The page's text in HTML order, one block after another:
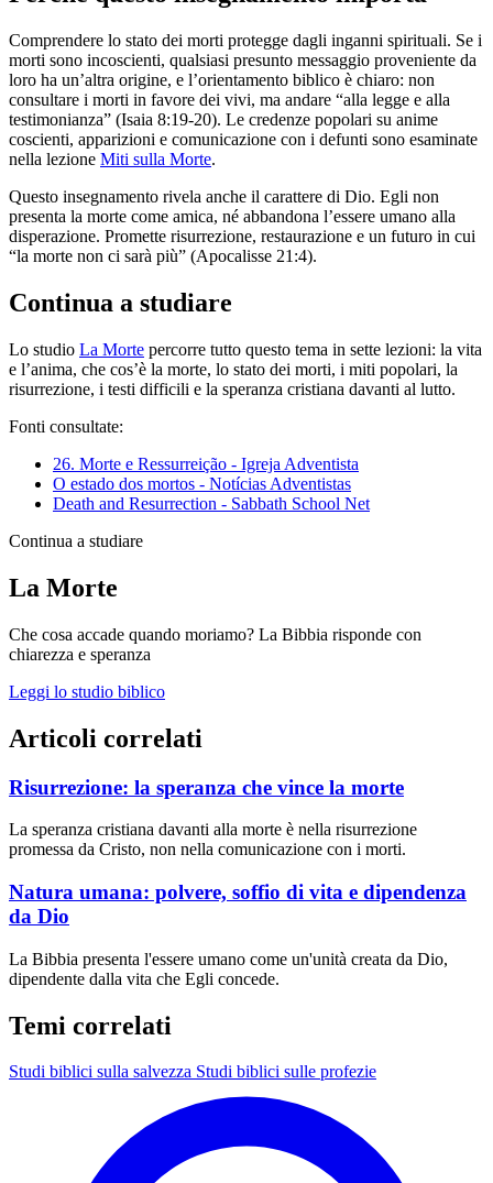
Comprendere lo stato dei morti protegge dagli inganni spirituali. Se i
morti sono incoscienti, qualsiasi presunto messaggio proveniente da
loro ha un’altra origine, e l’orientamento biblico è chiaro: non
consultare i morti in favore dei vivi, ma andare “alla legge e alla
testimonianza” (Isaia 8:19-20). Le credenze popolari su anime
coscienti, apparizioni e comunicazione con i defunti sono esaminate
nella lezione Miti sulla Morte.
Questo insegnamento rivela anche il carattere di Dio. Egli non
presenta la morte come amica, né abbandona l’essere umano alla
disperazione. Promette risurrezione, restaurazione e un futuro in cui
“la morte non ci sarà più” (Apocalisse 21:4).
Continua a studiare
Lo studio La Morte percorre tutto questo tema in sette lezioni: la vita
e l’anima, che cos’è la morte, lo stato dei morti, i miti popolari, la
risurrezione, i testi difficili e la speranza cristiana davanti al lutto.
Fonti consultate:
26. Morte e Ressurreição - Igreja Adventista
O estado dos mortos - Notícias Adventistas
Death and Resurrection - Sabbath School Net
Continua a studiare
La Morte
Che cosa accade quando moriamo? La Bibbia risponde con
chiarezza e speranza
Leggi lo studio biblico
Articoli correlati
Risurrezione: la speranza che vince la morte
La speranza cristiana davanti alla morte è nella risurrezione
promessa da Cristo, non nella comunicazione con i morti.
Natura umana: polvere, soffio di vita e dipendenza
da Dio
La Bibbia presenta l'essere umano come un'unità creata da Dio,
dipendente dalla vita che Egli concede.
Temi correlati
Studi biblici sulla salvezza Studi biblici sulle profezie